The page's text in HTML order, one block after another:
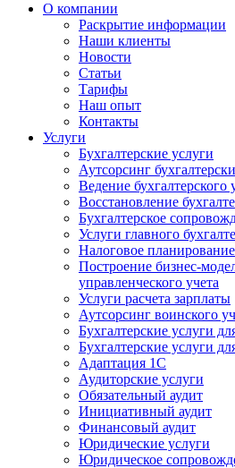
О компании
Раскрытие информации
Наши клиенты
Новости
Статьи
Тарифы
Наш опыт
Контакты
Услуги
Бухгалтерские услуги
Аутсорсинг
Ведение бухгалтерского
Восстановление
Бухгалтерское
Услуги главного
Налоговое планирование
Построение бизнес-
управленческого учета
Услуги расчета зарплаты
Аутсорсинг воинского
Бухгалтерские услуги
Бухгалтерские услуги
Адаптация 1С
Аудиторские услуги
Обязательный аудит
Инициативный аудит
Финансовый аудит
Юридические услуги
Юридическое